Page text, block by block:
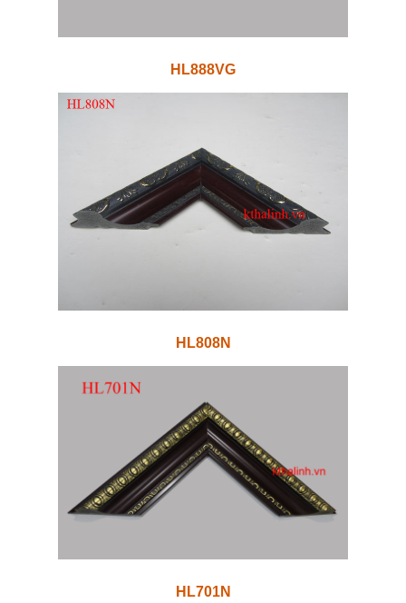
HL888VG
HL808N
HL701N